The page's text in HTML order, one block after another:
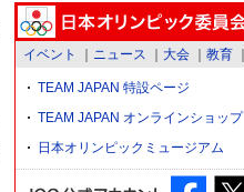
イベント ニュース 大会 教育
TEAM JAPAN 特設ページ
TEAM JAPAN オンラインショップ
日本オリンピックミュージアム